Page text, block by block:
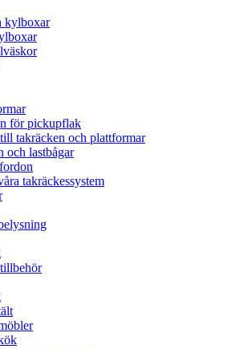
kylboxar
för pickupflak
takräcken och plattformar
och lastbågar
takräckessystem